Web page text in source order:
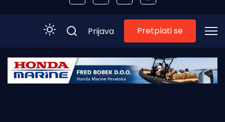
Početna
Prijava Pretplati se